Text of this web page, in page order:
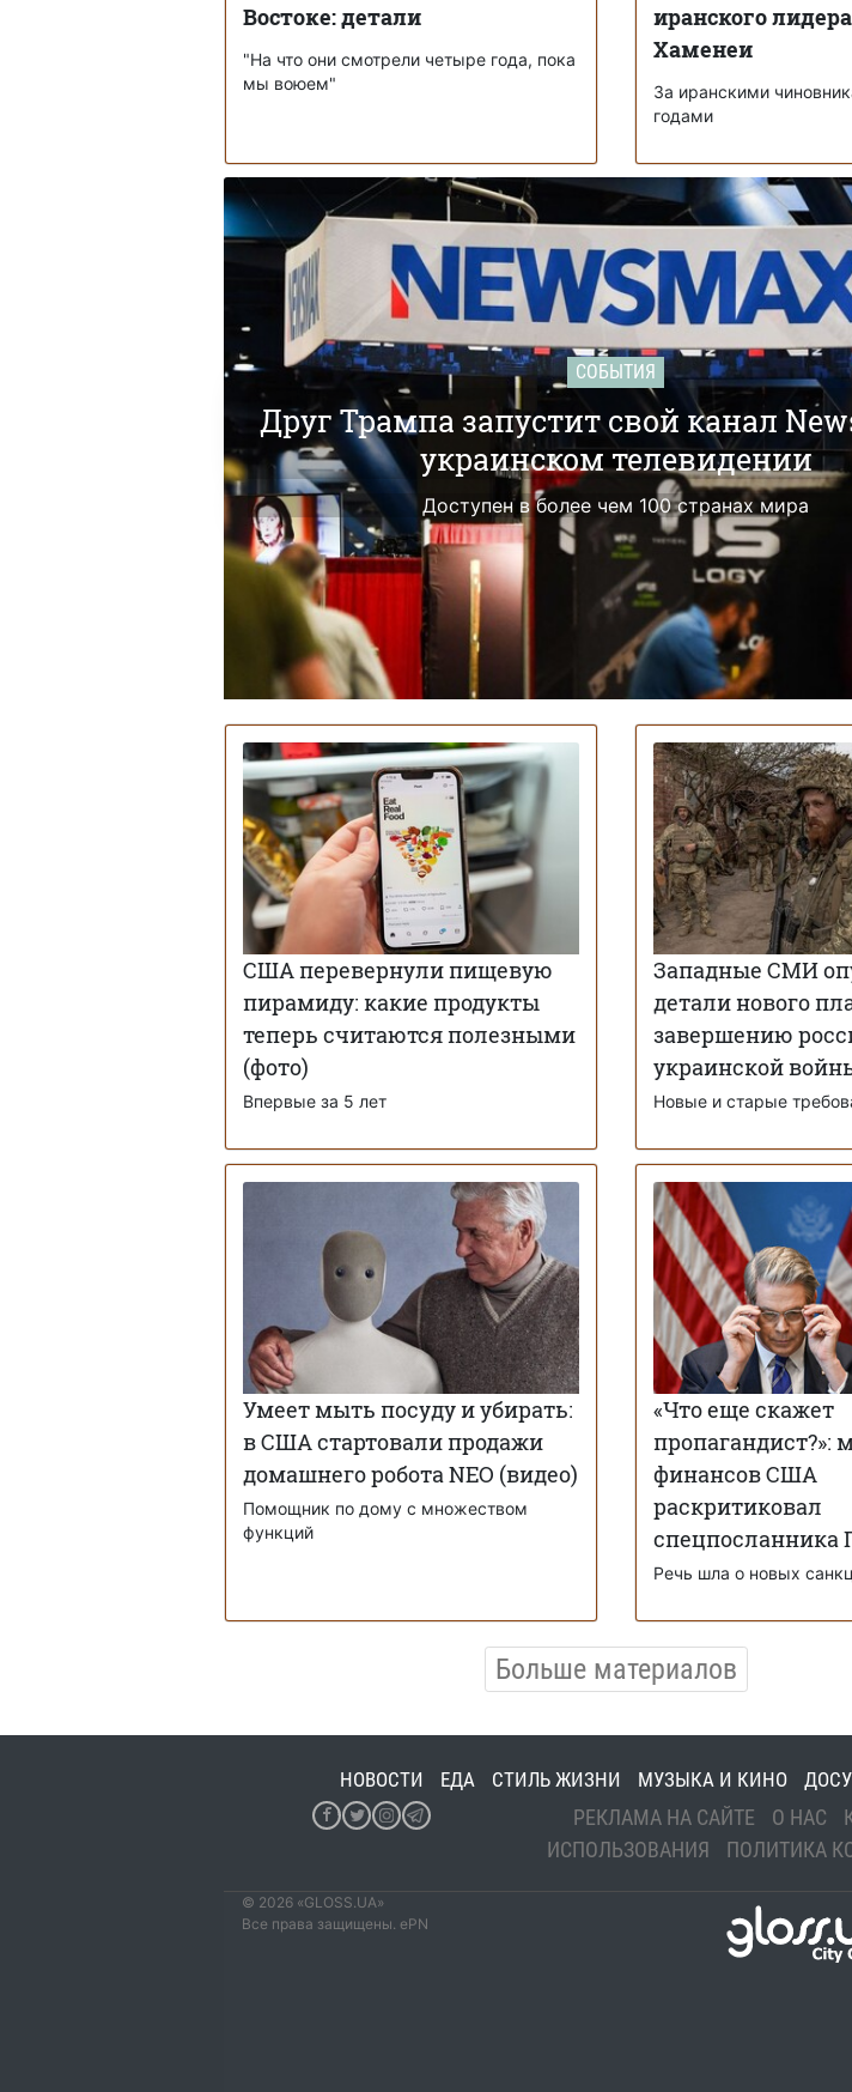
Востоке: детали
"На что они смотрели четыре года, пока
мы воюем"
иранского
Хаменеи
За иранскими
годами
СОБЫТИЯ
Друг Трампа запустит свой канал
украинском телевидении
Доступен в более чем 100 странах мира
США перевернули пищевую
пирамиду: какие продукты
теперь считаются полезными
(фото)
Впервые за 5 лет
Западные СМИ
детали нового
завершению
украинской
Новые и старые
Умеет мыть посуду и убирать:
в США стартовали продажи
домашнего робота NEO (видео)
Помощник по дому с множеством
функций
«Что еще скажет
пропагандист?»:
финансов США
раскритиковал
спецпосланника
Речь шла о новых
Больше материалов
НОВОСТИ ЕДА СТИЛЬ ЖИЗНИ МУЗЫКА И КИНО
РЕКЛАМА НА САЙТЕ О НАС
ИСПОЛЬЗОВАНИЯ
ПОЛИТИКА
© 2026 «GLOSS.UA»
Все права защищены. ePN